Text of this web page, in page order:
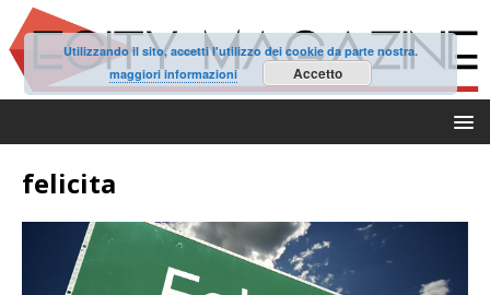
felicita
Utilizzando il sito, accetti l'utilizzo dei cookie da parte nostra.
maggiori informazioni
Accetto